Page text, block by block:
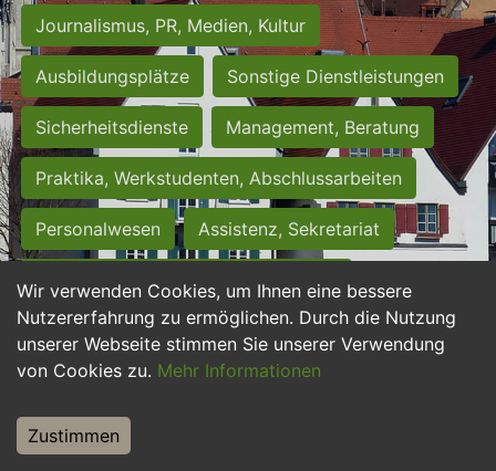
Wir verwenden Cookies, um Ihnen eine bessere
Nutzererfahrung zu ermöglichen. Durch die Nutzung
unserer Webseite stimmen Sie unserer Verwendung
von Cookies zu. Mehr Informationen
Zustimmen
Journalismus, PR, Medien, Kultur
Ausbildungsplätze Sonstige Dienstleistungen
Sicherheitsdienste Management, Beratung
Praktika, Werkstudenten, Abschlussarbeiten
Personalwesen Assistenz, Sekretariat
Hilfskräfte, Aushilfs- und Nebenjobs
Einkauf, Logistik, Materialwirtschaft
Weiterbildung, Studium, duale Ausbildung
Tourismus